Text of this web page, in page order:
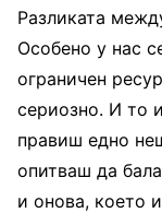
Разликата
Особено у нас
ограничен
сериозно. И то
правиш едно
опитваш да
и онова, което